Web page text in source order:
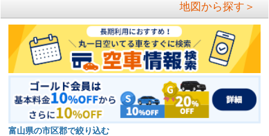
地図から探す＞
富山県の市区郡で絞り込む